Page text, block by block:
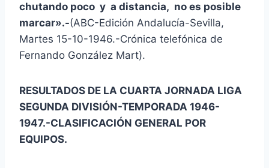
chutando poco y a distancia, no es posible
marcar».-(ABC-Edición Andalucía-Sevilla,
Martes 15-10-1946.-Crónica telefónica de
Fernando González Mart).
RESULTADOS DE LA CUARTA JORNADA LIGA
SEGUNDA DIVISIÓN-TEMPORADA 1946-
1947.-CLASIFICACIÓN GENERAL POR
EQUIPOS.